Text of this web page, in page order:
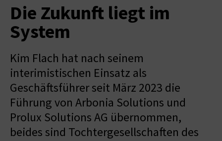
Die Zukunft liegt im
System
Kim Flach hat nach seinem
interimistischen Einsatz als
Geschäftsführer seit März 2023 die
Führung von Arbonia Solutions und
Prolux Solutions AG übernommen,
beides sind Tochtergesellschaften des